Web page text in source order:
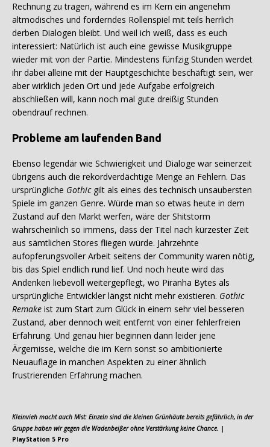
Rechnung zu tragen, während es im Kern ein angenehm
altmodisches und forderndes Rollenspiel mit teils herrlich
derben Dialogen bleibt. Und weil ich weiß, dass es euch
interessiert: Natürlich ist auch eine gewisse Musikgruppe
wieder mit von der Partie. Mindestens fünfzig Stunden werdet
ihr dabei alleine mit der Hauptgeschichte beschäftigt sein, wer
aber wirklich jeden Ort und jede Aufgabe erfolgreich
abschließen will, kann noch mal gute dreißig Stunden
obendrauf rechnen.
Probleme am laufenden Band
Ebenso legendär wie Schwierigkeit und Dialoge war seinerzeit
übrigens auch die rekordverdächtige Menge an Fehlern. Das
ursprüngliche Gothic gilt als eines des technisch unsaubersten
Spiele im ganzen Genre. Würde man so etwas heute in dem
Zustand auf den Markt werfen, wäre der Shitstorm
wahrscheinlich so immens, dass der Titel nach kürzester Zeit
aus sämtlichen Stores fliegen würde. Jahrzehnte
aufopferungsvoller Arbeit seitens der Community waren nötig,
bis das Spiel endlich rund lief. Und noch heute wird das
Andenken liebevoll weitergepflegt, wo Piranha Bytes als
ursprüngliche Entwickler längst nicht mehr existieren. Gothic
Remake ist zum Start zum Glück in einem sehr viel besseren
Zustand, aber dennoch weit entfernt von einer fehlerfreien
Erfahrung. Und genau hier beginnen dann leider jene
Ärgernisse, welche die im Kern sonst so ambitionierte
Neuauflage in manchen Aspekten zu einer ähnlich
frustrierenden Erfahrung machen.
Kleinvieh macht auch Mist: Einzeln sind die kleinen Grünhäute bereits gefährlich, in der
Gruppe haben wir gegen die Wadenbeißer ohne Verstärkung keine Chance. |
PlayStation 5 Pro